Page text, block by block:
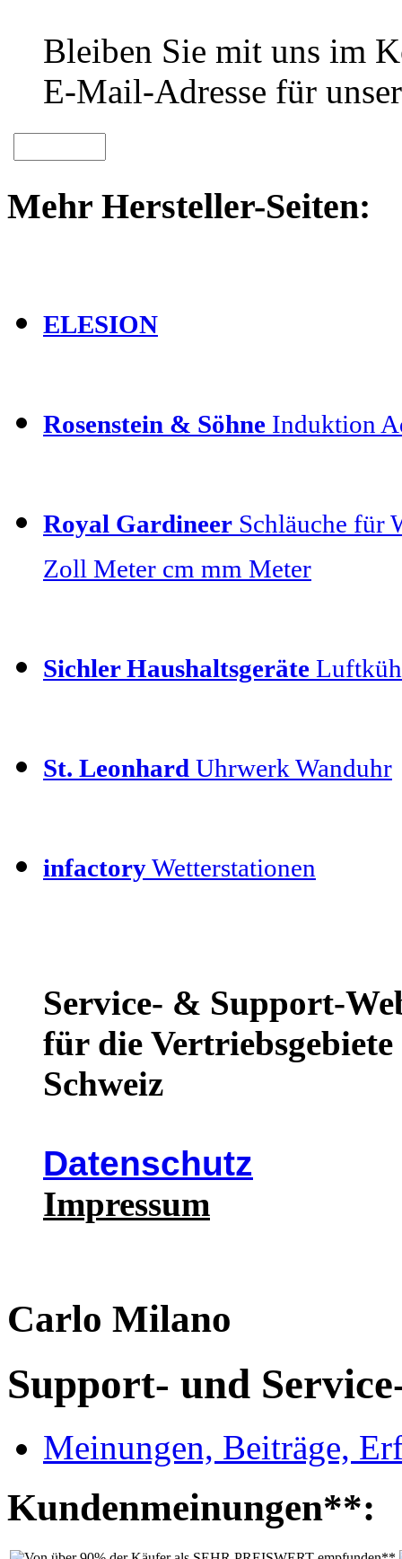
Bleiben Sie mit uns im
E-Mail-Adresse für
Mehr Hersteller-Seiten:
ELESION
Rosenstein & Söhne Induktion
Royal Gardineer Schläuche für
Zoll Meter cm mm Meter
Sichler Haushaltsgeräte
St. Leonhard Uhrwerk Wanduhr
infactoryWetterstationen
Service- & Support-
für die
Schweiz
Datenschutz
Impressum
Carlo Milano
Support- und
Meinungen, Beiträge,
Kundenmeinungen**: